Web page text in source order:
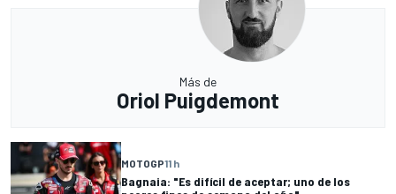
Más de
Oriol Puigdemont
MOTOGP11 h
Bagnaia: "Es difícil de aceptar; uno de los